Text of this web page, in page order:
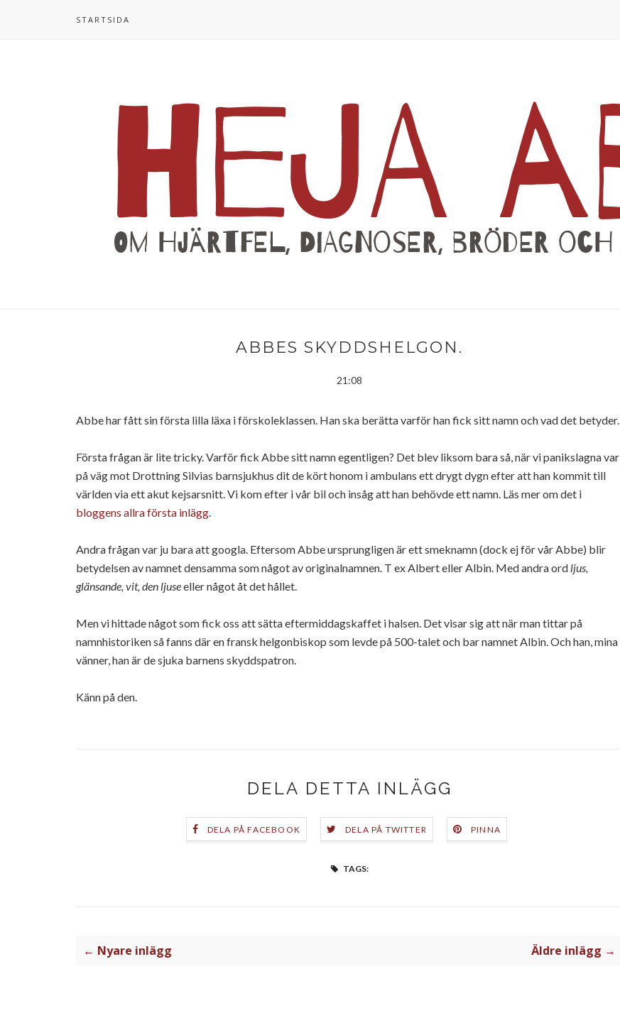
STARTSIDA
ABBES SKYDDSHELGON.
21:08
Abbe har fått sin första lilla läxa i förskoleklassen. Han ska berätta varför han fick sitt namn och vad det betyder.
Första frågan är lite tricky. Varför fick Abbe sitt namn egentligen? Det blev liksom bara så, när vi panikslagna var
på väg mot Drottning Silvias barnsjukhus dit de kört honom i ambulans ett drygt dygn efter att han kommit till
världen via ett akut kejsarsnitt. Vi kom efter i vår bil och insåg att han behövde ett namn. Läs mer om det i
bloggens allra första inlägg.
Andra frågan var ju bara att googla. Eftersom Abbe ursprungligen är ett smeknamn (dock ej för vår Abbe) blir
betydelsen av namnet densamma som något av originalnamnen. T ex Albert eller Albin. Med andra ord ljus,
glänsande, vit, den ljuseeller något åt det hållet.
Men vi hittade något som fick oss att sätta eftermiddagskaffet i halsen. Det visar sig att när man tittar på
namnhistoriken så fanns där en fransk helgonbiskop som levde på 500-talet och bar namnet Albin. Och han, mina
vänner, han är de sjuka barnens skyddspatron.
Känn på den.
DELA DETTA INLÄGG
DELA PÅ FACEBOOK DELA PÅ TWITTER PINNA
TAGS:
← Nyare inlägg Äldre inlägg →